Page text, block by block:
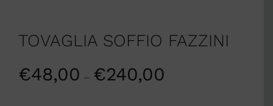
TOVAGLIA SOFFIO FAZZINI
€48,00 – €240,00